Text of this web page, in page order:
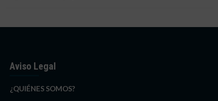
Aviso Legal
¿QUIÉNES SOMOS?